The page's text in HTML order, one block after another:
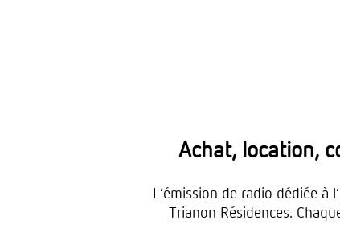
Achat, location,
L’émission de radio dédiée à
Trianon Résidences.